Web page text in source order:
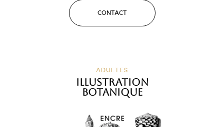
CONTACT
ADULTES
Illustration
botanique